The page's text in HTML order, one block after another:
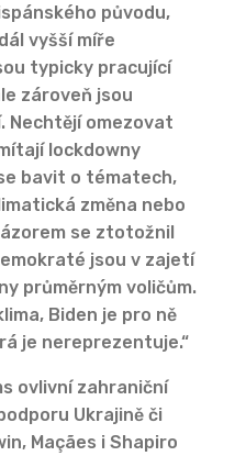
původu,
vyšší míře
typicky pracující
zároveň jsou
Nechtějí omezovat
lockdowny
bavit o tématech,
změna nebo
se ztotožnil
jsou v zajetí
průměrným voličům.
Biden je pro ně
je nereprezentuje.“
ovlivní zahraniční
Ukrajině či
Maçães i Shapiro